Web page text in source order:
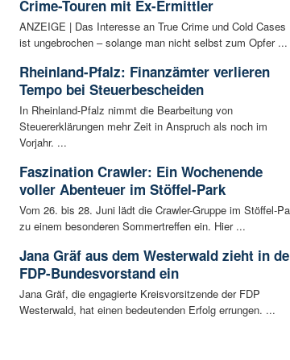
Crime-Touren mit Ex-Ermittler
ANZEIGE | Das Interesse an True Crime und Cold Cases
ist ungebrochen – solange man nicht selbst zum Opfer ...
Rheinland-Pfalz: Finanzämter verlieren
Tempo bei Steuerbescheiden
In Rheinland-Pfalz nimmt die Bearbeitung von
Steuererklärungen mehr Zeit in Anspruch als noch im
Vorjahr. ...
Faszination Crawler: Ein Wochenende
voller Abenteuer im Stöffel-Park
Vom 26. bis 28. Juni lädt die Crawler-Gruppe im Stöffel-
zu einem besonderen Sommertreffen ein. Hier ...
Jana Gräf aus dem Westerwald zieht in
FDP-Bundesvorstand ein
Jana Gräf, die engagierte Kreisvorsitzende der FDP
Westerwald, hat einen bedeutenden Erfolg errungen. ...